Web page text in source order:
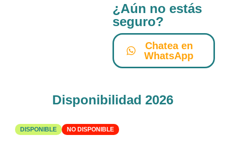
¿Aún no estás
seguro?
Chatea en
WhatsApp
Disponibilidad 2026
DISPONIBLE NO DISPONIBLE